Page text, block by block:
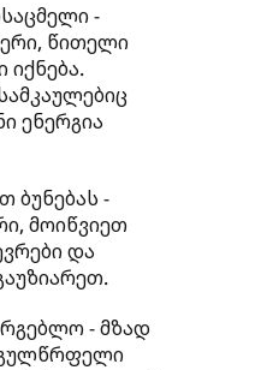
-
წითელი
იქნება.
ენერგია
ბუნებას -
მოიწვიეთ
და
- მზად
გულწრფელი